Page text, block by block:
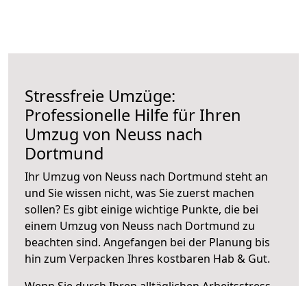
Stressfreie Umzüge:
Professionelle Hilfe für Ihren
Umzug von Neuss nach
Dortmund
Ihr Umzug von Neuss nach Dortmund steht an
und Sie wissen nicht, was Sie zuerst machen
sollen? Es gibt einige wichtige Punkte, die bei
einem Umzug von Neuss nach Dortmund zu
beachten sind. Angefangen bei der Planung bis
hin zum Verpacken Ihres kostbaren Hab & Gut.